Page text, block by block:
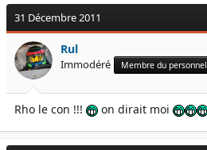
31 Décembre 2011
Rul
Immodéré Membre du personnel
Rho le con !!! on dirait moi